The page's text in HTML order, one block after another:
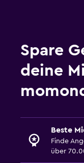
Spare
deine
Beste
Finde
über